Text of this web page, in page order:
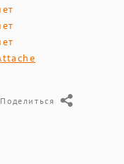
Поделиться